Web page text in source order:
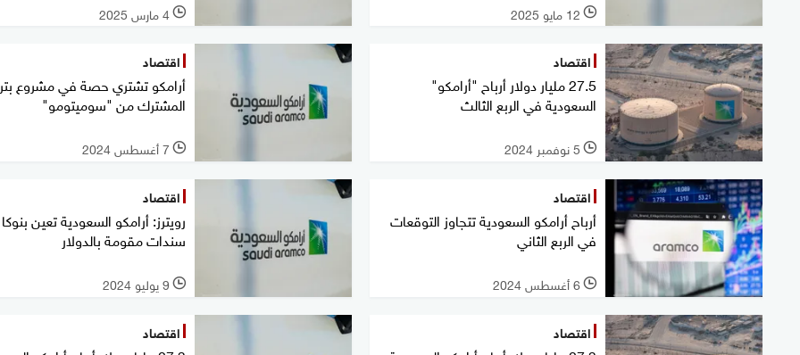
l 12 مايو 2025 l 4 مارس 2025
اقتصاد
27.5 مليار دولار أرباح "أرامكو"
السعودية في الربع الثالث
l 5 نوفمبر 2024
اقتصاد
أرامكو تشتري حصة في مشروع
المشترك من "سوميتومو"
l 7 أغسطس 2024
اقتصاد
أرباح أرامكو السعودية تتجاوز التوقعات
في الربع الثاني
l 6 أغسطس 2024
اقتصاد
رويترز: أرامكو السعودية تعين
سندات مقومة بالدولار
l 9 يوليو 2024
اقتصاد اقتصاد